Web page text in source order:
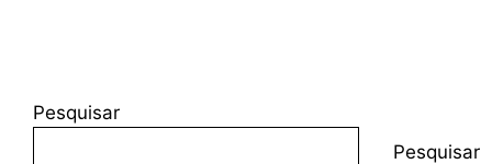
Pesquisar
Pesquisar